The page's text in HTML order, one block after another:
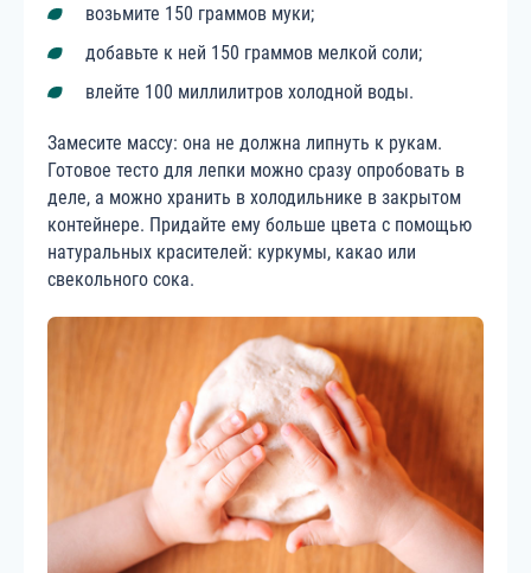
возьмите 150 граммов муки;
добавьте к ней 150 граммов мелкой соли;
влейте 100 миллилитров холодной воды.
Замесите массу: она не должна липнуть к рукам.
Готовое тесто для лепки можно сразу опробовать в
деле, а можно хранить в холодильнике в закрытом
контейнере. Придайте ему больше цвета с помощью
натуральных красителей: куркумы, какао или
свекольного сока.